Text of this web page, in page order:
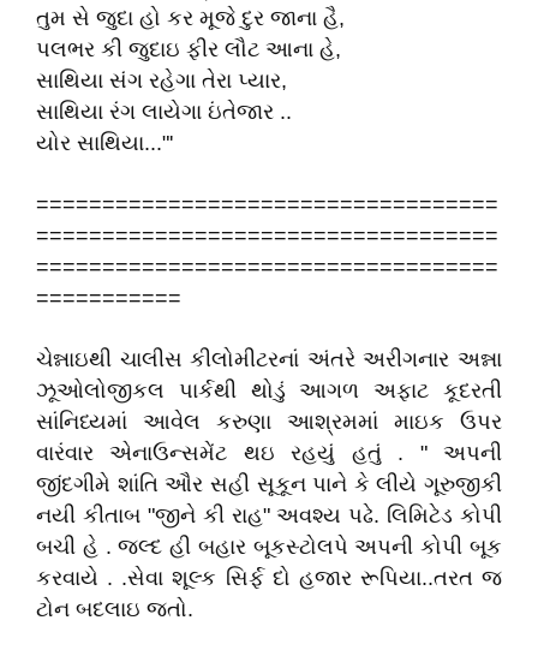
તુમ સે જુદા હો કર મૂજે દુર જાના હૈ,
પલભર કી જુદાઇ ફીર લૌટ આના હે,
સાથિયા સંગ રહેગા તેરા પ્યાર,
સાથિયા રંગ લાયેગા ઇંતેજાર ..
યોર સાથિયા..."'
===================================
===================================
===================================
===========
ચેન્નાઇથી ચાલીસ કીલોમીટરનાં અંતરે અરીગનાર અન્ના
ઝૂઓલોજીકલ પાર્કથી થોડું આગળ અફાટ કૂદરતી
સાંનિધ્યમાં આવેલ કરુણા આશ્રમમાં માઇક ઉપર
વારંવાર એનાઉન્સમેંટ થઇ રહયું હતું . " અપની
જીંદગીમે શાંતિ ઔર સહી સૂકૂન પાને કે લીયે ગૂરુજીકી
નયી કીતાબ "જીને કી રાહ" અવશ્ય પઢે. લિમિટેડ કોપી
બચી હે . જલ્દ હી બહાર બૂકસ્ટોલપે અપની કોપી બૂક
કરવાયે . .સેવા શૂલ્ક સિર્ફ દો હજાર રૂપિયા..તરત જ
ટોન બદલાઇ જતો.